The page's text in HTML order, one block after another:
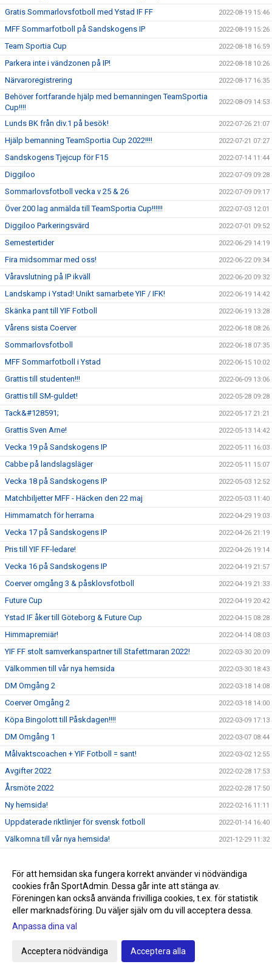
Gratis Sommarlovsfotboll med Ystad IF FF 2022-08-19 15:46
MFF Sommarfotboll på Sandskogens IP 2022-08-19 15:26
Team Sportia Cup 2022-08-18 16:59
Parkera inte i vändzonen på IP! 2022-08-18 10:26
Närvaroregistrering 2022-08-17 16:35
Behöver fortfarande hjälp med bemanningen TeamSportia
Cup!!!!
2022-08-09 14:53
Lunds BK från div.1 på besök! 2022-07-26 21:07
Hjälp bemanning TeamSportia Cup 2022!!!! 2022-07-21 07:27
Sandskogens Tjejcup för F15 2022-07-14 11:44
Diggiloo 2022-07-09 09:28
Sommarlovsfotboll vecka v 25 & 26 2022-07-09 09:17
Över 200 lag anmälda till TeamSportia Cup!!!!!! 2022-07-03 12:01
Diggiloo Parkeringsvärd 2022-07-01 09:52
Semestertider 2022-06-29 14:19
Fira midsommar med oss! 2022-06-22 09:34
Våravslutning på IP ikväll 2022-06-20 09:32
Landskamp i Ystad! Unikt samarbete YIF / IFK! 2022-06-19 14:42
Skänka pant till YIF Fotboll 2022-06-19 13:28
Vårens sista Coerver 2022-06-18 08:26
Sommarlovsfotboll 2022-06-18 07:35
MFF Sommarfotboll i Ystad 2022-06-15 10:02
Grattis till studenten!!! 2022-06-09 13:06
Grattis till SM-guldet! 2022-05-28 09:28
Tack&#128591; 2022-05-17 21:21
Grattis Sven Arne! 2022-05-13 14:42
Vecka 19 på Sandskogens IP 2022-05-11 16:03
Cabbe på landslagsläger 2022-05-11 15:07
Vecka 18 på Sandskogens IP 2022-05-03 12:52
Matchbiljetter MFF - Häcken den 22 maj 2022-05-03 11:40
Himmamatch för herrarna 2022-04-29 19:03
Vecka 17 på Sandskogens IP 2022-04-26 21:19
Pris till YIF FF-ledare! 2022-04-26 19:14
Vecka 16 på Sandskogens IP 2022-04-19 21:57
Coerver omgång 3 & påsklovsfotboll 2022-04-19 21:33
Future Cup 2022-04-19 20:42
Ystad IF åker till Göteborg & Future Cup 2022-04-15 08:28
Himmapremiär! 2022-04-14 08:03
YIF FF stolt samverkanspartner till Stafettmaran 2022! 2022-03-30 20:09
Välkommen till vår nya hemsida 2022-03-30 18:43
DM Omgång 2 2022-03-18 14:08
Coerver Omgång 2 2022-03-18 14:00
Köpa Bingolott till Påskdagen!!!! 2022-03-09 17:13
DM Omgång 1 2022-03-07 08:44
Målvaktscoachen + YIF Fotboll = sant! 2022-03-02 12:55
Avgifter 2022 2022-02-28 17:53
Årsmöte 2022 2022-02-28 17:50
Ny hemsida! 2022-02-16 11:11
Uppdaterade riktlinjer för svensk fotboll 2022-01-14 16:40
Välkomna till vår nya hemsida! 2021-12-29 11:32
Sommaren räddad 2021-06-23 15:32
Påminnelse Fotografering V25!!!! 2021-06-20 15:33
Gå till Webbversion
För att hemsidan ska fungera korrekt använder vi nödvändiga
cookies från SportAdmin. Dessa går inte att stänga av.
Föreningen kan också använda frivilliga cookies, t.ex. för statistik
eller marknadsföring. Du väljer själv om du vill acceptera dessa.
Anpassa dina val
Acceptera nödvändiga Acceptera alla